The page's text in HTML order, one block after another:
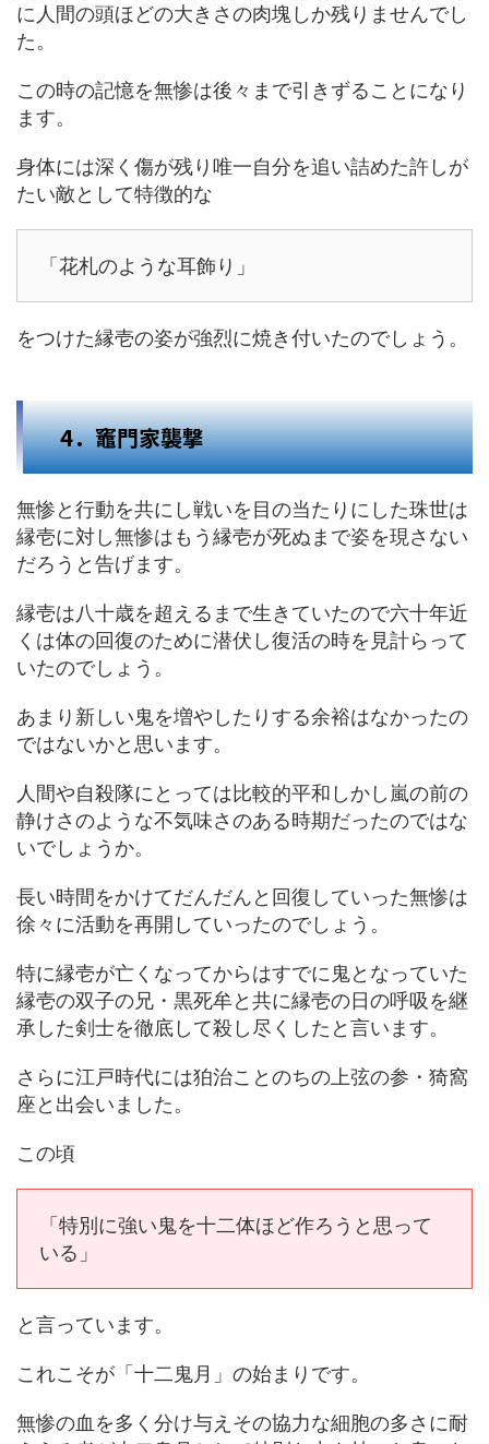
に人間の頭ほどの大きさの肉塊しか残りませんでし
た。
この時の記憶を無惨は後々まで引きずることになり
ます。
身体には深く傷が残り唯一自分を追い詰めた許しが
たい敵として特徴的な
「花札のような耳飾り」
をつけた縁壱の姿が強烈に焼き付いたのでしょう。
4．竈門家襲撃
無惨と行動を共にし戦いを目の当たりにした珠世は
縁壱に対し無惨はもう縁壱が死ぬまで姿を現さない
だろうと告げます。
縁壱は八十歳を超えるまで生きていたので六十年近
くは体の回復のために潜伏し復活の時を見計らって
いたのでしょう。
あまり新しい鬼を増やしたりする余裕はなかったの
ではないかと思います。
人間や自殺隊にとっては比較的平和しかし嵐の前の
静けさのような不気味さのある時期だったのではな
いでしょうか。
長い時間をかけてだんだんと回復していった無惨は
徐々に活動を再開していったのでしょう。
特に縁壱が亡くなってからはすでに鬼となっていた
縁壱の双子の兄・黒死牟と共に縁壱の日の呼吸を継
承した剣士を徹底して殺し尽くしたと言います。
さらに江戸時代には狛治ことのちの上弦の参・猗窩
座と出会いました。
この頃
「特別に強い鬼を十二体ほど作ろうと思って
いる」
と言っています。
これこそが「十二鬼月」の始まりです。
無惨の血を多く分け与えその協力な細胞の多さに耐